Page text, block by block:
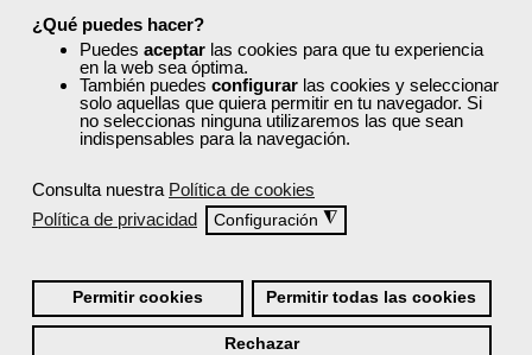
¿Qué puedes hacer?
Puedes aceptar las cookies para que tu experiencia
en la web sea óptima.
También puedes configurar las cookies y seleccionar
solo aquellas que quiera permitir en tu navegador. Si
no seleccionas ninguna utilizaremos las que sean
indispensables para la navegación.
Consulta nuestra Política de cookies
Política de privacidad
Configuración ◮
Permitir cookies Permitir todas las cookies
Rechazar
Sin requisitos de acceso
Compra segura
Cursos Femxa
Online